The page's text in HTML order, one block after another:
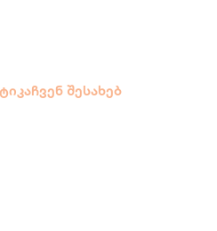
ჩვენ შესახებ